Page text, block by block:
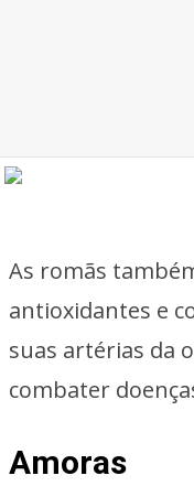
As romãs
antioxidantes e
suas artérias da
combater
Amoras